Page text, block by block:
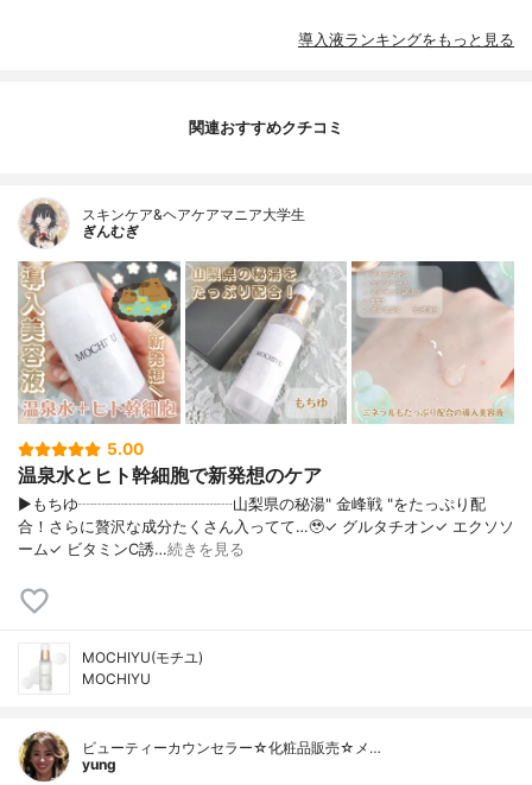
導入液ランキングをもっと見る
関連おすすめクチコミ
スキンケア&ヘアケアマニア大学生
ぎんむぎ
5.00
温泉水とヒト幹細胞で新発想のケア
▶もちゆ┈┈┈┈┈┈┈┈┈┈山梨県の秘湯" 金峰戦 "をたっぷり配
合！さらに贅沢な成分たくさん入ってて…🥹✓ グルタチオン✓ エクソソ
ーム✓ ビタミンC誘…続きを見る
MOCHIYU(モチユ)
MOCHIYU
ビューティーカウンセラー☆化粧品販売☆メ…
yung